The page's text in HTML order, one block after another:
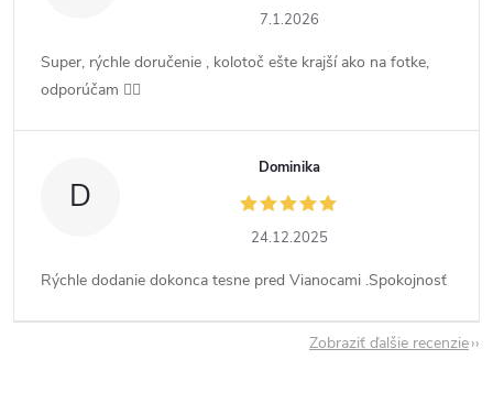
7.1.2026
Super, rýchle doručenie , kolotoč ešte krajší ako na fotke,
odporúčam 👍🏻
D
Dominika
24.12.2025
Rýchle dodanie dokonca tesne pred Vianocami .Spokojnosť
Zobraziť ďalšie recenzie